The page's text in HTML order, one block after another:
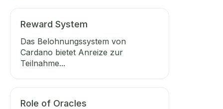
Reward System
Das Belohnungssystem von
Cardano bietet Anreize zur
Teilnahme...
Role of Oracles